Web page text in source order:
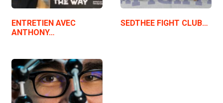
ENTRETIEN AVEC
ANTHONY…
SEDTHEE FIGHT CLUB…